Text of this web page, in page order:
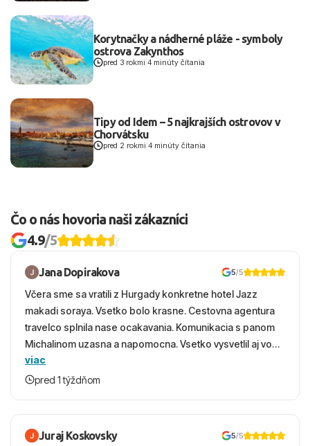
Korytnačky a nádherné pláže - symboly
ostrova Zakynthos
pred 3 rokmi 4 minúty čítania
Tipy od Idem – 5 najkrajších ostrovov v
Chorvátsku
pred 2 rokmi 4 minúty čítania
Čo o nás hovoria naši zákazníci
4.9/5
Jana Dopirakova 5/5
Včera sme sa vratili z Hurgady konkretne hotel Jazz
makadi soraya. Vsetko bolo krasne. Cestovna agentura
travelco splnila nase ocakavania. Komunikacia s panom
Michalinom uzasna a napomocna. Vsetko vysvetlil aj vo
vecernych hodinach zaco sa ospravedlnujem. Hotel
krasny, cisty. Sluzby top. Strava, prostredie, more,
viac
pred 1 týždňom
Juraj Koskovsky 5/5